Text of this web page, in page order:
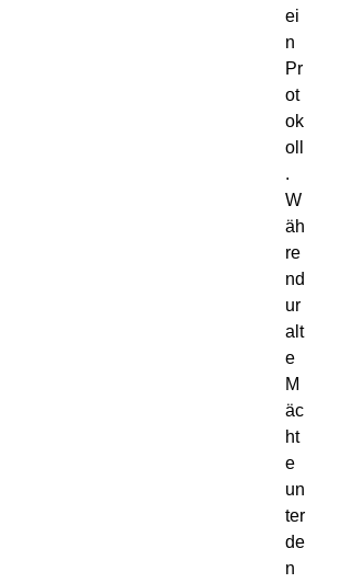
ei
n
Pr
ot
ok
oll
.
W
äh
re
nd
ur
alt
e
M
äc
ht
e
un
ter
de
n